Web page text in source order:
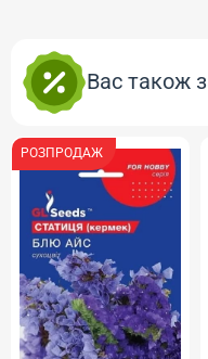
Вас також
РОЗПРОДАЖ